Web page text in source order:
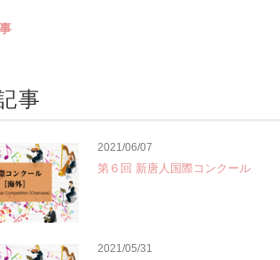
事
2021/06/07
第６回 新唐人国際コンクール
2021/05/31